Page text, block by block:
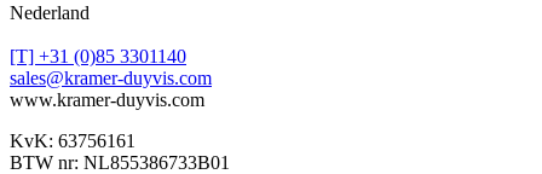
Nederland
[T] +31 (0)85 3301140
sales@kramer-duyvis.com
www.kramer-duyvis.com
KvK: 63756161
BTW nr: NL855386733B01